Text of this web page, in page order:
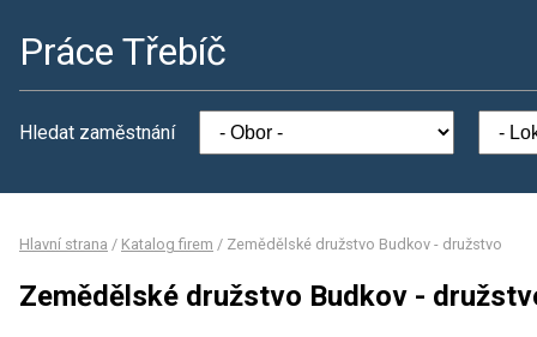
Práce Třebíč
Hledat zaměstnání
Hlavní strana / Katalog firem / Zemědělské družstvo Budkov - družstvo
Zemědělské družstvo Budkov -